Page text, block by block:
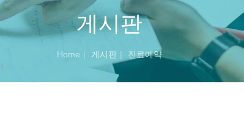
게시판
Home 게시판 진료예약